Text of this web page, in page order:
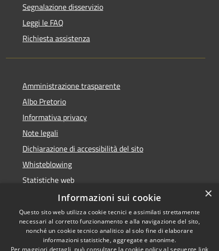
Segnalazione disservizio
Leggi le FAQ
Richiesta assistenza
Amministrazione trasparente
Albo Pretorio
Informativa privacy
Note legali
Dichiarazione di accessibilità del sito
Whisteblowing
Statistiche web
Segnalazioni di non conformità
RSS
Copyright © 2026 • Town of •
×
Informazioni sui cookie
Questo sito web utilizza cookie tecnici e assimilati strettamente
necessari al corretto funzionamento e alla navigazione del sito,
nonché un cookie tecnico analitico al solo fine di elaborare
informazioni statistiche, aggregate e anonime.
Per maggiori dettagli, può consultare la cookie policy al seguente link